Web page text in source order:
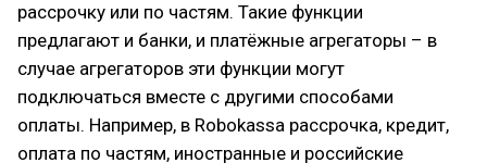
рассрочку или по частям. Такие функции
предлагают и банки, и платёжные агрегаторы – в
случае агрегаторов эти функции могут
подключаться вместе с другими способами
оплаты. Например, в Robokassa рассрочка, кредит,
оплата по частям, иностранные и российские